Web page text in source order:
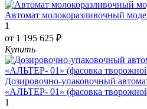
Автомат молокоразливочный
1
от 1 195 625 ₽
Купить
Дозировочно-упаковочный
«АЛЬТЕР- 01» (фасовка
1